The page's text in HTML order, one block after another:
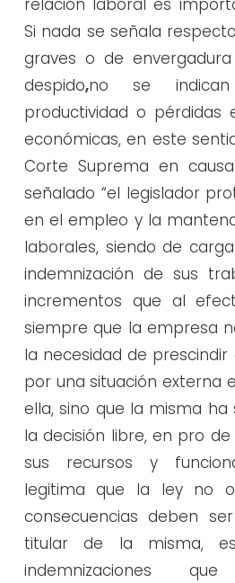
relación laboral es
Si nada se señala
graves o de
despido,no se
productividad o pérdidas
económicas, en este
Corte Suprema en
señalado “el legislador
en el empleo y la
laborales, siendo de
indemnización de sus
incrementos que al
siempre que la empresa
la necesidad de
por una situación externa
ella, sino que la misma
la decisión libre, en pro
sus recursos y
legitima que la ley no
consecuencias deben
titular de la misma,
indemnizaciones